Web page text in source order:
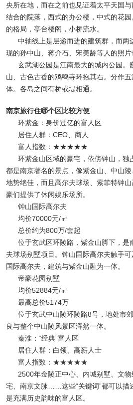
央所在地，而在之前也见证着太平天国
结合的院落，西式的办公楼，中式的花
的格局，亭台楼阁，小桥流水。
中轴线上是层递而进的建筑群，而两
现的孙中山、蒋介石、宋美龄等人的照片
玄武湖公园是江南最大的城内公园。
山、古色古香的鸡鸣寺环抱其右。分作
体。各岛之间有桥或堤相通。
南京旅行住哪个区比较方便
环紫金：身价过亿的富人区
居住人群：CEO、商人
富人指数：★★★★★
环紫金山区域的豪宅，依傍钟山，独
都是南京著名的景点，像紫金山、中山
地势绝佳，而且高尔夫球场、索菲特钟
豪们提供了休闲娱乐场所。
钟山国际高尔夫
均价70000元/㎡
总价约为800万/套起
位于玄武区环陵路，紫金山脚下，是
夫球场别墅项目。钟山国际高尔夫触手
国际高尔夫，建筑与紫金山融为一体。
帝豪花园别墅
均价52884元/㎡
最高总价5174万
位于玄武中山陵环陵路8号，地处市
良与整个中山陵风景区浑然一体。
秦淮：“经典”富人区
居住人群：白领、高薪人士
富人指数：★★★★★
2500年金陵正中心、内城别墅、文
宅、南京文脉……这些“关键词”都可以描
是充满历史韵味的富人区。